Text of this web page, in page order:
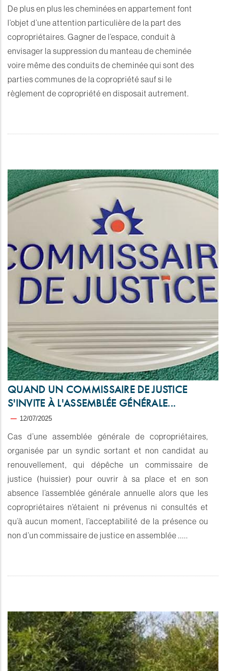
De plus en plus les cheminées en appartement font
l’objet d’une attention particulière de la part des
copropriétaires. Gagner de l’espace, conduit à
envisager la suppression du manteau de cheminée
voire même des conduits de cheminée qui sont des
parties communes de la copropriété sauf si le
règlement de copropriété en disposait autrement.
QUAND UN COMMISSAIRE DE JUSTICE
S'INVITE À L'ASSEMBLÉE GÉNÉRALE...
12/07/2025
Cas d’une assemblée générale de copropriétaires,
organisée par un syndic sortant et non candidat au
renouvellement, qui dépêche un commissaire de
justice (huissier) pour ouvrir à sa place et en son
absence l’assemblée générale annuelle alors que les
copropriétaires n’étaient ni prévenus ni consultés et
qu’à aucun moment, l’acceptabilité de la présence ou
non d’un commissaire de justice en assemblée .....